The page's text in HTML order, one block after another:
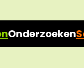
Onderzoeken